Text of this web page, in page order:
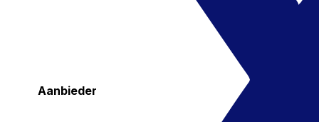
Aanbieder